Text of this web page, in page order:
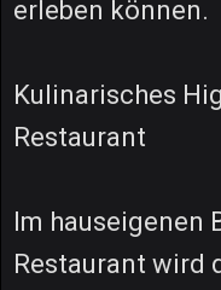
erleben können.
Kulinarisches
Restaurant
Im hauseigenen
Restaurant wird